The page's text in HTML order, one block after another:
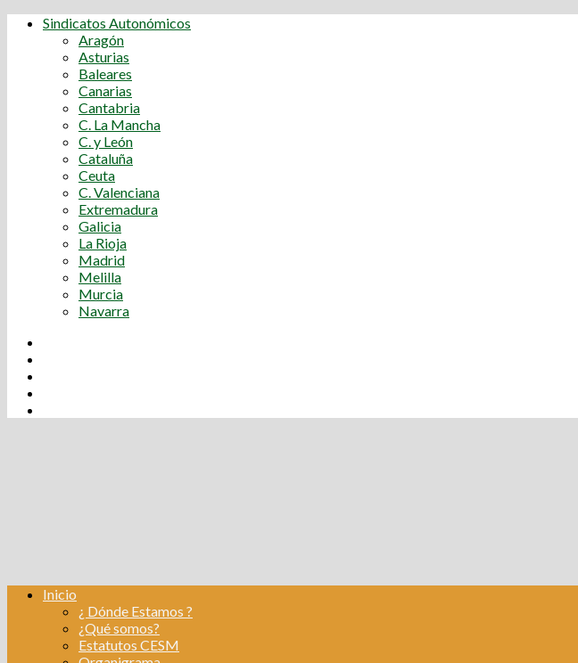
Sindicatos Autonómicos
Aragón
Asturias
Baleares
Canarias
Cantabria
C. La Mancha
C. y León
Cataluña
Ceuta
C. Valenciana
Extremadura
Galicia
La Rioja
Madrid
Melilla
Murcia
Navarra
fb
Inicio
¿ Dónde Estamos ?
¿Qué somos?
Estatutos CESM